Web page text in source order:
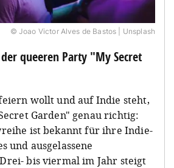
© Joao Victor Alves de Bastos | Unsplash
queeren Party "My Secret
wollt und auf Indie steht,
Garden" genau richtig:
ist bekannt für ihre Indie-
und ausgelassene
bis viermal im Jahr steigt